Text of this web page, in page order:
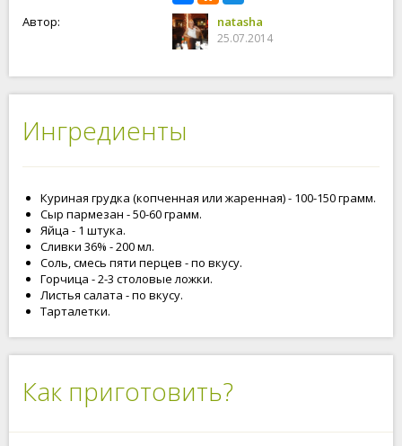
Автор:
natasha
25.07.2014
Ингредиенты
Куриная грудка (копченная или жаренная) - 100-150 грамм.
Сыр пармезан - 50-60 грамм.
Яйца - 1 штука.
Сливки 36% - 200 мл.
Соль, смесь пяти перцев - по вкусу.
Горчица - 2-3 столовые ложки.
Листья салата - по вкусу.
Тарталетки.
Как приготовить?